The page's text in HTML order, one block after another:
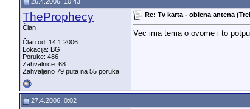
TheProphecy
Član
Član od: 14.1.2006.
Lokacija: BG
Poruke: 486
Zahvalnice: 68
Zahvaljeno 79 puta na 55 poruka
Re: Tv karta - obicna antena
Vec ima tema o ovome i to
27.4.2006, 0:02